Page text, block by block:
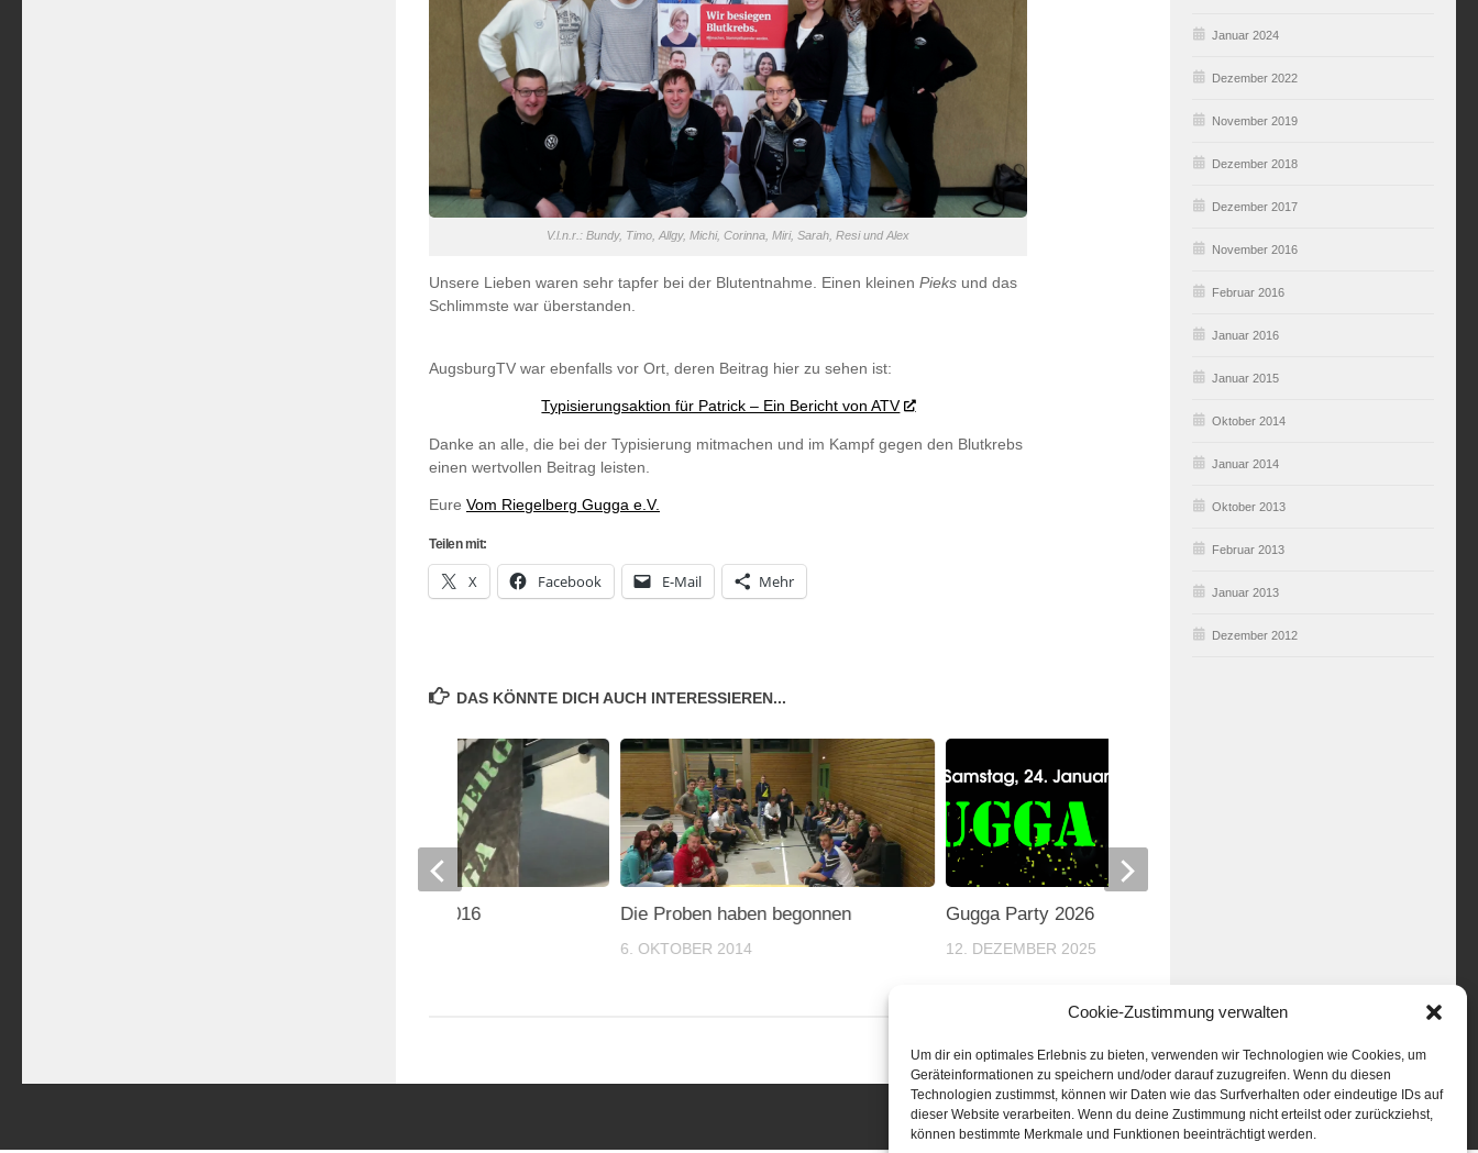
Cookie-Zustimmung verwalten
Um dir ein optimales Erlebnis zu bieten, verwenden wir Technologien wie Cookies, um
Geräteinformationen zu speichern und/oder darauf zuzugreifen. Wenn du diesen
Technologien zustimmst, können wir Daten wie das Surfverhalten oder eindeutige IDs auf
dieser Website verarbeiten. Wenn du deine Zustimmung nicht erteilst oder zurückziehst,
können bestimmte Merkmale und Funktionen beeinträchtigt werden.
V.l.n.r.: Bundy, Timo, Allgy, Michi, Corinna, Miri, Sarah, Resi und Alex
Unsere Lieben waren sehr tapfer bei der Blutentnahme. Einen kleinen Pieks und das
Schlimmste war überstanden.
AugsburgTV war ebenfalls vor Ort, deren Beitrag hier zu sehen ist:
Typisierungsaktion für Patrick – Ein Bericht von ATV
Danke an alle, die bei der Typisierung mitmachen und im Kampf gegen den Blutkrebs
einen wertvollen Beitrag leisten.
Eure Vom Riegelberg Gugga e.V.
Teilen mit:
X Facebook E-Mail Mehr
DAS KÖNNTE DICH AUCH INTERESSIEREN...
Die Proben haben begonnen
6. OKTOBER 2014
Gugga Party 2026
12. DEZEMBER 2025
Faschingsauftakt 2016
Januar 2024
Dezember 2022
November 2019
Dezember 2018
Dezember 2017
November 2016
Februar 2016
Januar 2016
Januar 2015
Oktober 2014
Januar 2014
Oktober 2013
Februar 2013
Januar 2013
Dezember 2012